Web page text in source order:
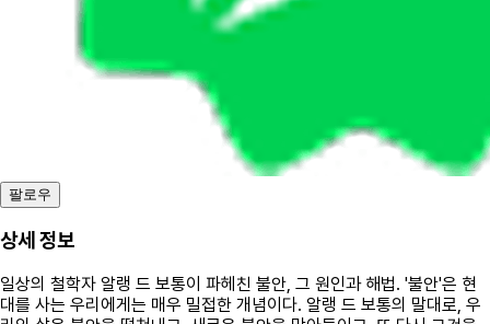
팔로우
상세 정보
일상의 철학자 알랭 드 보통이 파헤친 불안, 그 원인과 해법. '불안'은 현
대를 사는 우리에게는 매우 밀접한 개념이다. 알랭 드 보통의 말대로, 우